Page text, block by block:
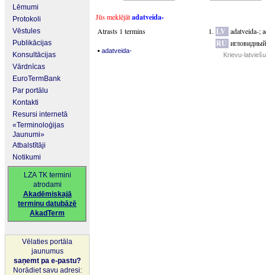
Lēmumi
Protokoli
Vēstules
Publikācijas
Konsultācijas
Vārdnīcas
EuroTermBank
Par portālu
Kontakti
Resursi internetā
«Terminoloģijas
Jaunumi»
Atbalstītāji
Notikumi
LZA TK termini
atrodami
Akadēmiskajā
terminu datubāzē
AkadTerm
Vēlaties portāla
jaunumus
saņemt pa e-pastu?
Norādiet savu adresi:
Jūs meklējātadatveida-
Atrasts 1 termins
▪ adatveida-
LV adatveida-;
RU игловидный
Krievu-